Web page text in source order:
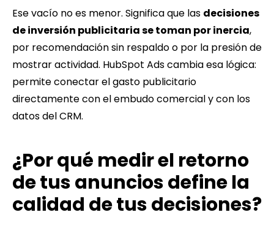
Ese vacío no es menor. Significa que las decisiones
de inversión publicitaria se toman por inercia,
por recomendación sin respaldo o por la presión de
mostrar actividad. HubSpot Ads cambia esa lógica:
permite conectar el gasto publicitario
directamente con el embudo comercial y con los
datos del CRM.
¿Por qué medir el retorno
de tus anuncios define la
calidad de tus decisiones?